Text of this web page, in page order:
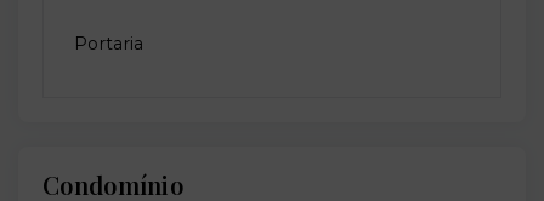
Portaria
Condomínio